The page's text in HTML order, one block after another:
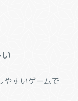
やすいゲームで